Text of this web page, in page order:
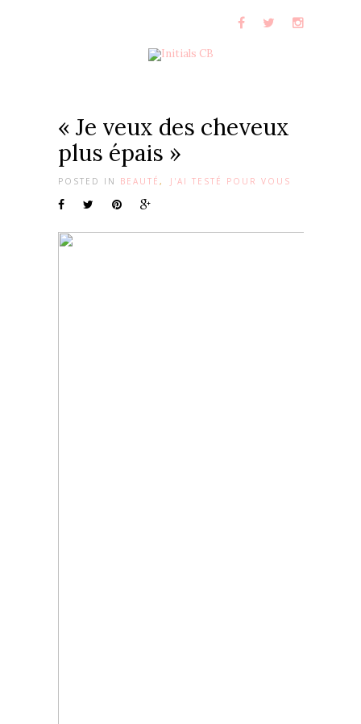
« Je veux des cheveux
plus épais »
POSTED IN BEAUTÉ , J'AI TESTÉ POUR VOUS